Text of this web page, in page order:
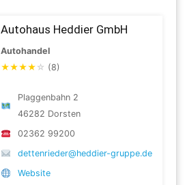
Autohaus Heddier GmbH
Autohandel
★★★★ ☆ (8)
Plaggenbahn 2
46282 Dorsten
02362 99200
dettenrieder@heddier-gruppe.de
Website